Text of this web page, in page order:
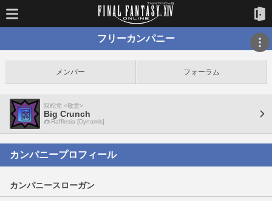
フリーカンパニー
メンバー フォーラム
双蛇党 <敬意>
Big Crunch
Rafflesia [Dynamis]
カンパニープロフィール
カンパニースローガン